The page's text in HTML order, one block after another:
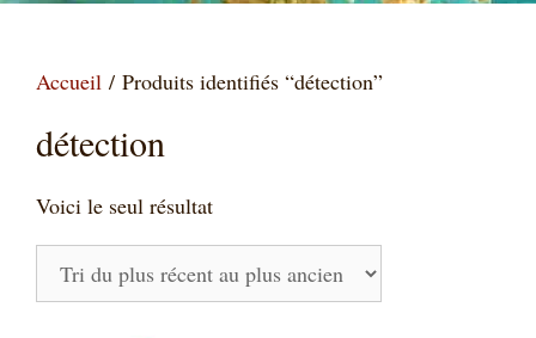
Accueil / Produits identifiés “détection”
détection
Voici le seul résultat